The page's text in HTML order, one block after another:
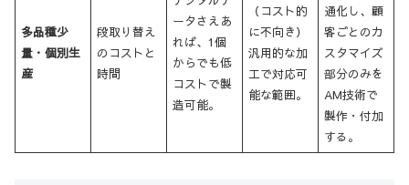
多品種少
量・個別生
産
段取り替え
のコストと
時間
ータさえあ
れば、1個
からでも低
コストで製
造可能。
（コスト的
に不向き）
汎用的な加
工で対応可
能な範囲。
通化し、顧
客ごとのカ
スタマイズ
部分のみを
AM技術で
製作・付加
する。